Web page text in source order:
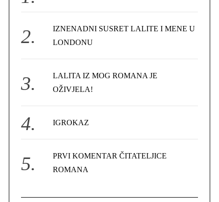
o
IZNENADNI SUSRET LALITE I MENE U
LONDONU
LALITA IZ MOG ROMANA JE
OŽIVJELA!
IGROKAZ
PRVI KOMENTAR ČITATELJICE
ROMANA